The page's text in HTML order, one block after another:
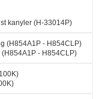
kanyler (H-33014P)
- H854CLP)